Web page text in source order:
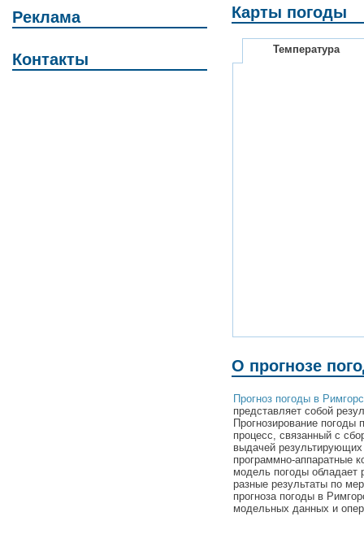
Реклама
Контакты
Карты погоды
Температура
О прогнозе
Прогноз погоды в
представляет собой
Прогнозирование погоды
процесс, связанный с
выдачей
программно-аппаратные
модель погоды обладает
разные результаты по
прогноза погоды в
модельных данных и